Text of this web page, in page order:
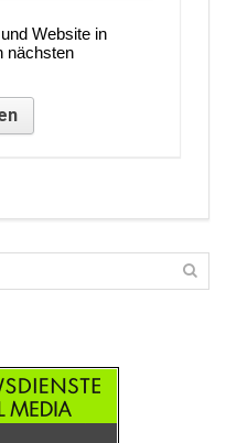
Website in
nächsten